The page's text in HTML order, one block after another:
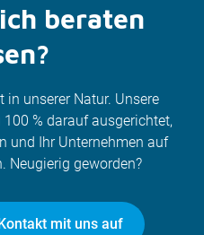
beraten
unserer Natur. Unsere
% darauf ausgerichtet,
und Ihr Unternehmen auf
Neugierig geworden?
mit uns auf